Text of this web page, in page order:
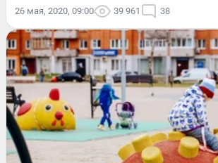
26 мая, 2020, 09:00 39 961 38